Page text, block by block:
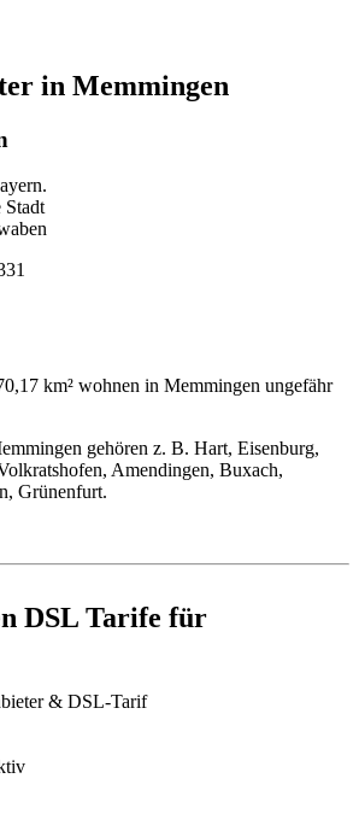
in Memmingen
Stadt
km² wohnen in Memmingen ungefähr
gehören z. B. Hart, Eisenburg,
Amendingen, Buxach,
Grünenfurt.
DSL Tarife für
& DSL-Tarif